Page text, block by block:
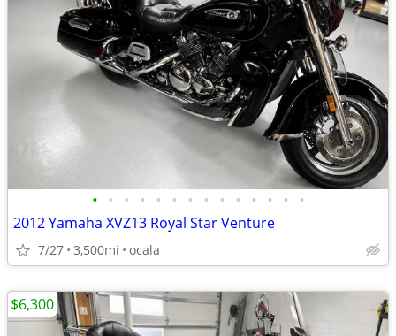
• • • • • • • • • • • • • •
2012 Yamaha XVZ13 Royal Star Venture
7/27 3,500mi ocala
$6,300